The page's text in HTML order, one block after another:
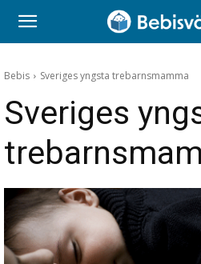
Bebis Sveriges yngsta trebarnsmamma
Sveriges